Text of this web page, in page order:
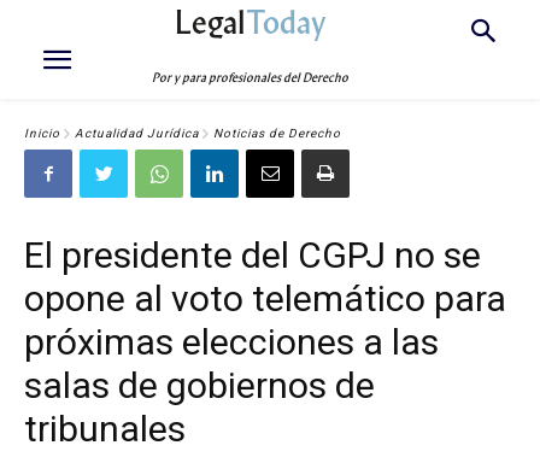
LegalToday
Por y para profesionales del Derecho
Inicio Actualidad Jurídica Noticias de Derecho
El presidente del CGPJ no se
opone al voto telemático para
próximas elecciones a las
salas de gobiernos de
tribunales